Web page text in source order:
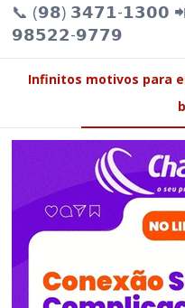
📞 (𝟵𝟴) 𝟯𝟰𝟳𝟭-𝟭𝟯𝟬𝟬
𝟵𝟴𝟱𝟮𝟮-𝟵𝟳𝟳𝟵
Infinitos motivos para